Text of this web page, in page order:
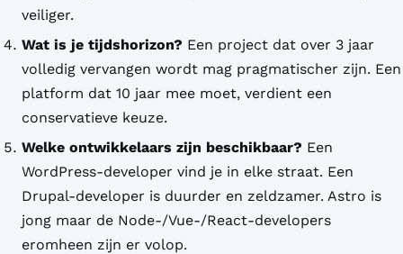
veiliger.
Wat is je tijdshorizon? Een project dat over 3 jaar
volledig vervangen wordt mag pragmatischer zijn. Een
platform dat 10 jaar mee moet, verdient een
conservatieve keuze.
Welke ontwikkelaars zijn beschikbaar? Een
WordPress-developer vind je in elke straat. Een
Drupal-developer is duurder en zeldzamer. Astro is
jong maar de Node-/Vue-/React-developers
eromheen zijn er volop.